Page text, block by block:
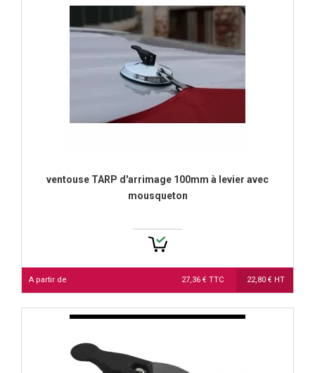
ventouse TARP d'arrimage 100mm à levier avec
mousqueton
A partir de 27,36 € TTC 22,80 € HT